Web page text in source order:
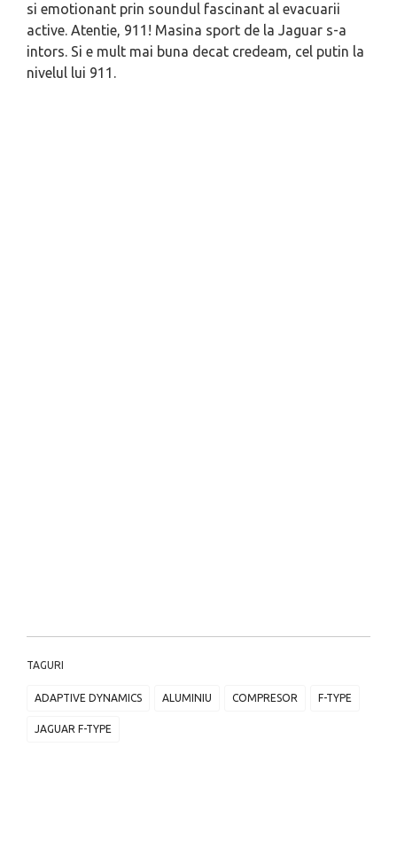
si emotionant prin soundul fascinant al evacuarii
active. Atentie, 911! Masina sport de la Jaguar s-a
intors. Si e mult mai buna decat credeam, cel putin la
nivelul lui 911.
TAGURI
ADAPTIVE DYNAMICS ALUMINIU COMPRESOR F-TYPE
JAGUAR F-TYPE